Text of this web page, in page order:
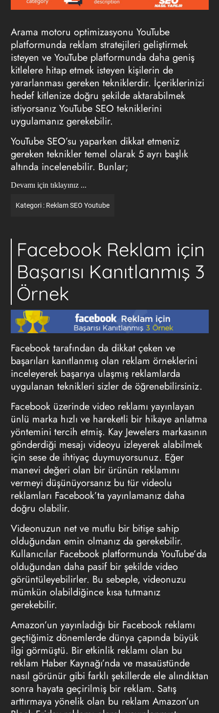
Arama motoru optimizasyonu YouTube
platformunda reklam stratejileri geliştirmek
isteyen ve YouTube platformunda daha geniş
kitlelere hitap etmek isteyen kişilerin de
yararlanması gereken tekniklerdir. İçeriklerinizi
hedef kitlenize doğru şekilde aktarabilmek
istiyorsanız YouTube SEO tekniklerini
uygulamanız gerekebilir.
YouTube SEO’su yaparken dikkat etmeniz
gereken teknikler temel olarak 5 ayrı başlık
altında incelenebilir. Bunlar;
Devamı için tıklayınız ...
Kategori : Reklam SEO Youtube
Facebook Reklam için
Başarısı Kanıtlanmış 3
Örnek
Facebook tarafından da dikkat çeken ve
başarıları kanıtlanmış olan reklam örneklerini
inceleyerek başarıya ulaşmış reklamlarda
uygulanan teknikleri sizler de öğrenebilirsiniz.
Facebook üzerinde video reklamı yayınlayan
ünlü marka hızlı ve hareketli bir hikaye anlatma
yöntemini tercih etmiş. Kay Jewelers markasının
gönderdiği mesajı videoyu izleyerek alabilmek
için sese de ihtiyaç duymuyorsunuz. Eğer
manevi değeri olan bir ürünün reklamını
vermeyi düşünüyorsanız bu tür videolu
reklamları Facebook’ta yayınlamanız daha
doğru olabilir.
Videonuzun net ve mutlu bir bitişe sahip
olduğundan emin olmanız da gerekebilir.
Kullanıcılar Facebook platformunda YouTube’da
olduğundan daha pasif bir şekilde video
görüntüleyebilirler. Bu sebeple, videonuzu
mümkün olabildiğince kısa tutmanız
gerekebilir.
Amazon’un yayınladığı bir Facebook reklamı
geçtiğimiz dönemlerde dünya çapında büyük
ilgi görmüştü. Bir etkinlik reklamı olan bu
reklam Haber Kaynağı’nda ve masaüstünde
nasıl görünür gibi farklı şekillerde ele alındıktan
sonra hayata geçirilmiş bir reklam. Satış
arttırmaya yönelik olan bu reklam Amazon’un